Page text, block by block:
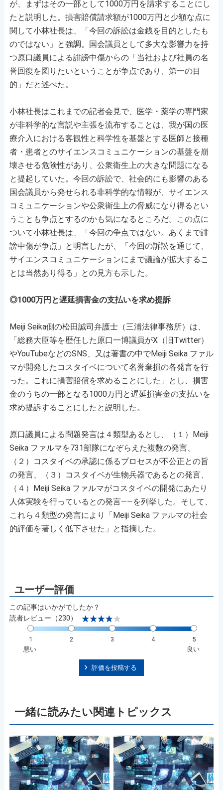
が、まずはその一部として1000万円を請求することにし
たと説明した。損害賠償請求額が1000万円と少額な点に
関して小林社長は、「今回の訴訟は金銭を目的としたも
のではない」と強調。国会議員として多大な影響力を持
つ原口議員による誹謗中傷からの「当社および社員の名
誉回復を図りたいということが争点であり、第一の目
的」だと述べた。
小林社長はこれまでの記者会見で、医学・薬学の専門家
が非科学的な言説や主張を流布することは、我が国の医
療介入における客観性と科学性を基盤とする医師と接種
者・患者とのサイエンスコミュニケーションの基盤を崩
壊させる危険性があり、公衆衛生上の大きな問題になる
と提起していた。今回の訴訟で、社会的にも影響のある
国会議員から発せられる非科学的な情報が、サイエンス
コミュニケーションや公衆衛生上の脅威になり得るとい
うことも争点とするのかも気になるところだ。この点に
ついて小林社長は、「今回の争点ではない。あくまで誹
謗中傷が争点」と明言したが、「今回の訴訟を通じて、
サイエンスコミュニケーションにまで議論が拡大するこ
とは当然あり得る」との見方も示した。
◎1000万円と遅延損害金の支払いを求め提訴
Meiji Seika側の松田誠司弁護士（三浦法律事務所）は、
「総務大臣等を歴任した原口一博議員がX（旧Twitter）
やYouTubeなどのSNS、又は著書の中でMeiji Seika ファル
マが開発したコスタイベについて名誉棄損の各発言を行
った。これに損害賠償を求めることにした」とし、損害
金のうちの一部となる1000万円と遅延損害金の支払いを
求め提訴することにしたと説明した。
原口議員による問題発言は４類型あるとし、（１）Meiji
Seika ファルマを731部隊になぞらえた複数の発言、
（２）コスタイベの承認に係るプロセスが不公正との旨
の発言、（３）コスタイベが生物兵器であるとの発言、
（４）Meiji Seika ファルマがコスタイベの開発にあたり
人体実験を行っているとの発言――を列挙した。そして、
これら４類型の発言により「Meiji Seika ファルマの社会
的評価を著しく低下させた」と指摘した。
この記事はいかがでしたか？
読者レビュー（230）
1 2 3 4
5
悪い
良い
評価を投稿する
一緒に読みたい関連トピックス